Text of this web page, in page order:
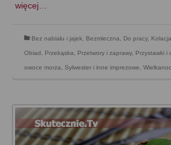
więcej…
Bez nabiału i jajek, Bezmleczna, Do pracy, Kolacja
Obiad , Przekąska, Przetwory i zaprawy, Przystawki i
owoce morza, Sylwester i inne imprezowe, Wielkanoc